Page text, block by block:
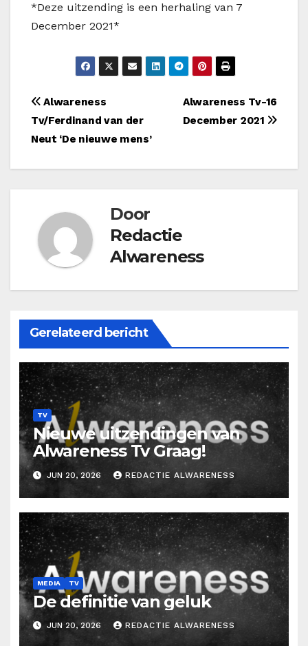
*Deze uitzending is een herhaling van 7
December 2021*
Bericht
navigatie
Alwareness Tv-16
December 2021
Alwareness
Tv/Ferdinand van der
Neut ‘De nieuwe mens’
Door
Redactie
Alwareness
Gerelateerd bericht
TV
Nieuwe uitzendingen van
Alwareness Tv Graag!
JUN 20, 2026 REDACTIE ALWARENESS
MEDIA TV
De definitie van geluk
JUN 20, 2026 REDACTIE ALWARENESS